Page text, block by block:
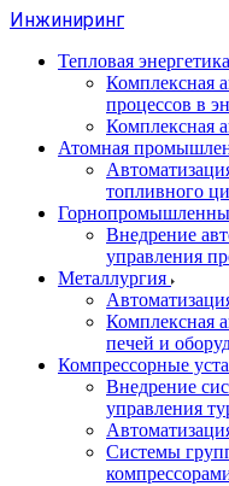
Инжиниринг
Тепловая энергетика
Комплексная
процессов в
Комплексная
Атомная
топливного
Внедрение
управления
Металлургия
Комплексная
печей и
Компрессорные
Внедрение
управления
Системы